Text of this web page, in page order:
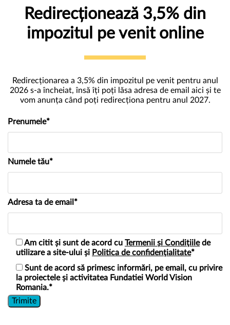
Redirecționează 3,5% din
impozitul pe venit online
Redirecționarea a 3,5% din impozitul pe venit pentru anul
2026 s-a încheiat, însă îți poți lăsa adresa de email aici și te
vom anunța când poți redirecționa pentru anul 2027.
Prenumele*
Numele tău*
Adresa ta de email*
Am citit și sunt de acord cu Termenii și Condițiilede
utilizare a site-ului și Politica de confidențialitate*
Sunt de acord să primesc informări, pe email, cu privire
la proiectele și activitatea Fundatiei World Vision
Romania.*